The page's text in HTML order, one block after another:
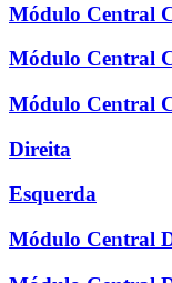
Módulo Central
Módulo Central
Módulo Central
Direita
Esquerda
Módulo Central